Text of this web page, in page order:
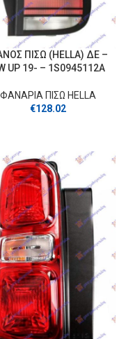
ΠΙΣΩ (HELLA) ΔΕ –
UP 19- – 1S0945112A
ΦΑΝΑΡΙΑ ΠΙΣΩ HELLA
€128.02